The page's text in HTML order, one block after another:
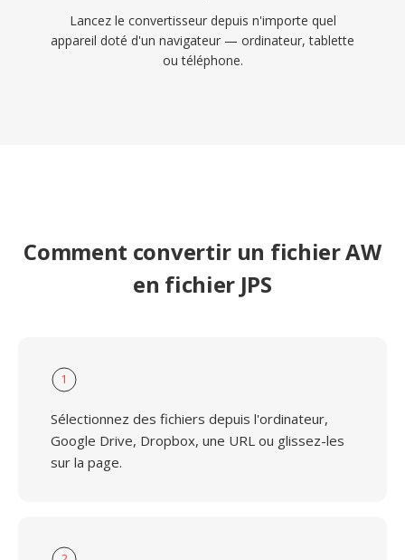
Lancez le convertisseur depuis n'importe quel
appareil doté d'un navigateur — ordinateur, tablette
ou téléphone.
Comment convertir un fichier AW
en fichier JPS
1
Sélectionnez des fichiers depuis l'ordinateur,
Google Drive, Dropbox, une URL ou glissez-les
sur la page.